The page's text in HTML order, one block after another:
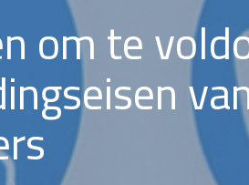
om te